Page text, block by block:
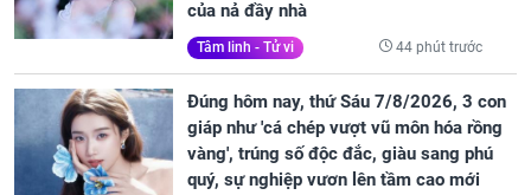
của nả đầy nhà
Tâm linh - Tử vi 44 phút trước
Đúng hôm nay, thứ Sáu 7/8/2026, 3 con
giáp như 'cá chép vượt vũ môn hóa rồng
vàng', trúng số độc đắc, giàu sang phú
quý, sự nghiệp vươn lên tầm cao mới